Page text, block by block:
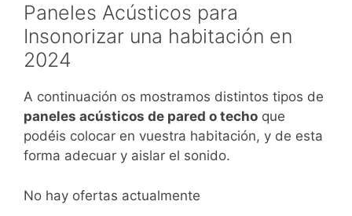
Paneles Acústicos para
Insonorizar una habitación en
2024
A continuación os mostramos distintos tipos de
paneles acústicos de pared o techo que
podéis colocar en vuestra habitación, y de esta
forma adecuar y aislar el sonido.
No hay ofertas actualmente